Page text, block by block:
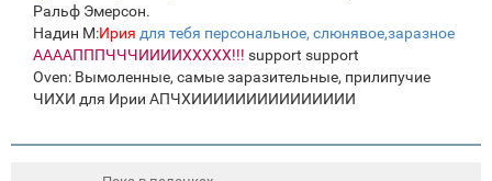
Ральф Эмерсон.
Надин М:Ирия для тебя персональное, слюнявое,заразное
ААААПППЧЧЧИИИИХХХХХ!!! support support
Oven: Вымоленные, самые заразительные, прилипучие
ЧИХИ для Ирии АПЧХИИИИИИИИИИИИИИИ